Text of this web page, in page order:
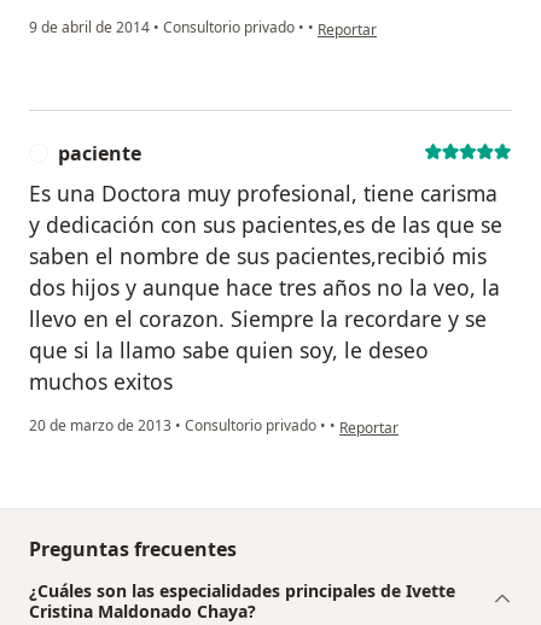
9 de abril de 2014 • Consultorio privado • • en opinión del usuario paciente
Reportar
paciente
Es una Doctora muy profesional, tiene carisma
y dedicación con sus pacientes,es de las que se
saben el nombre de sus pacientes,recibió mis
dos hijos y aunque hace tres años no la veo, la
llevo en el corazon. Siempre la recordare y se
que si la llamo sabe quien soy, le deseo
muchos exitos
20 de marzo de 2013 • Consultorio privado • • en opinión del usuario
Reportar
Preguntas frecuentes
¿Cuáles son las especialidades principales de Ivette
Cristina Maldonado Chaya?